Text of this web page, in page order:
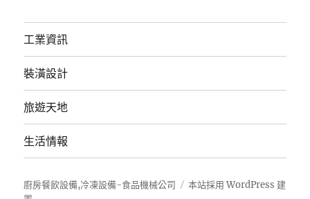
工業資訊
裝潢設計
旅遊天地
生活情報
廚房餐飲設備,冷凍設備-食品機械公司
本站採用 WordPress 建